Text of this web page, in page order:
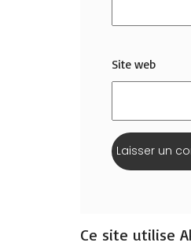
Site web
Ce site utilise